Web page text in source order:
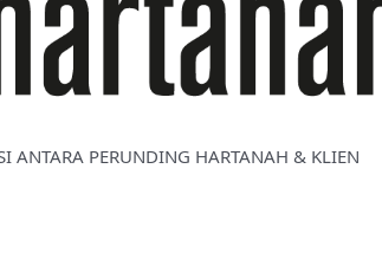
ANTARA PERUNDING HARTANAH & KLIEN